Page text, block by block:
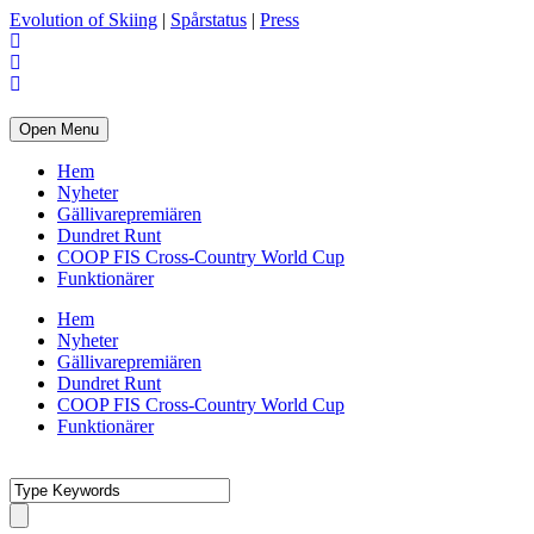
Evolution of Skiing | Spårstatus | Press
Open Menu
Hem
Nyheter
Gällivarepremiären
Dundret Runt
COOP FIS Cross-Country World Cup
Funktionärer
Hem
Nyheter
Gällivarepremiären
Dundret Runt
COOP FIS Cross-Country World Cup
Funktionärer